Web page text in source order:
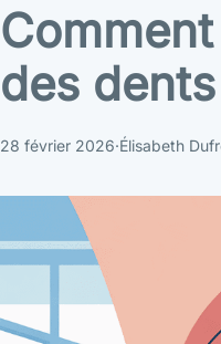
des
28 février 2026·Élisabeth